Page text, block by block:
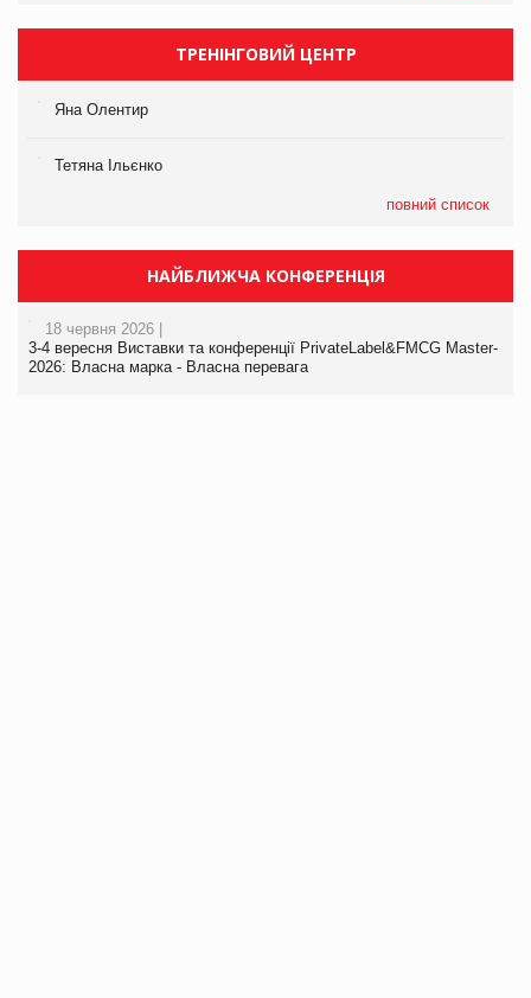
ТРЕНІНГОВИЙ ЦЕНТР
Яна Олентир
Тетяна Ільєнко
повний список
НАЙБЛИЖЧА КОНФЕРЕНЦІЯ
18 червня 2026 |
3-4 вересня Виставки та конференції PrivateLabel&FMCG Master-
2026: Власна марка - Власна перевага